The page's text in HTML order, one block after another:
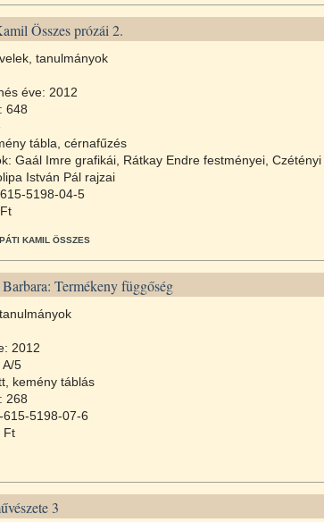
Összes prózái 2.
tanulmányok
éve: 2012
648
tábla, cérnafűzés
Gaál Imre grafikái, Rátkay Endre festményei, Czétényi
István Pál rajzai
5198-04-5
KAMIL ÖSSZES
Barbara: Termékeny függőség
2012
5
kemény táblás
268
615-5198-07-6
Ft
3